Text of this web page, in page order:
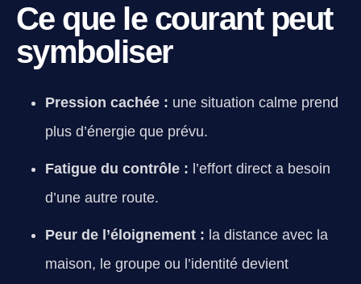
Ce que le courant peut
symboliser
Pression cachée : une situation calme prend
plus d’énergie que prévu.
Fatigue du contrôle : l’effort direct a besoin
d’une autre route.
Peur de l’éloignement : la distance avec la
maison, le groupe ou l’identité devient